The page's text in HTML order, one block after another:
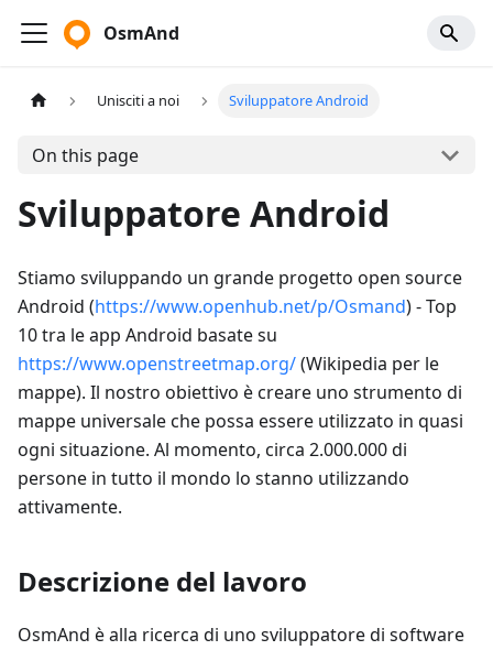
OsmAnd
Unisciti a noi Sviluppatore Android
On this page
Sviluppatore Android
Stiamo sviluppando un grande progetto open source
Android (https://www.openhub.net/p/Osmand) - Top
10 tra le app Android basate su
https://www.openstreetmap.org/(Wikipedia per le
mappe). Il nostro obiettivo è creare uno strumento di
mappe universale che possa essere utilizzato in quasi
ogni situazione. Al momento, circa 2.000.000 di
persone in tutto il mondo lo stanno utilizzando
attivamente.
Descrizione del lavoro
OsmAnd è alla ricerca di uno sviluppatore di software